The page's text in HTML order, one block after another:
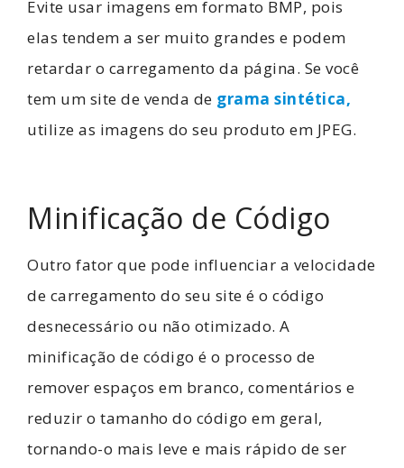
Evite usar imagens em formato BMP, pois
elas tendem a ser muito grandes e podem
retardar o carregamento da página. Se você
tem um site de venda de grama sintética,
utilize as imagens do seu produto em JPEG.
Minificação de Código
Outro fator que pode influenciar a velocidade
de carregamento do seu site é o código
desnecessário ou não otimizado. A
minificação de código é o processo de
remover espaços em branco, comentários e
reduzir o tamanho do código em geral,
tornando-o mais leve e mais rápido de ser